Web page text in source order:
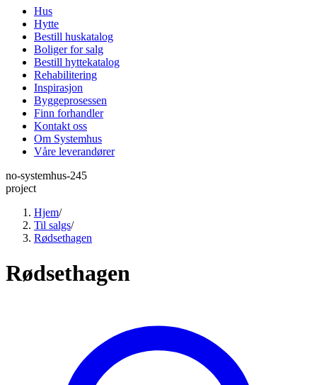
Hus
Hytte
Bestill huskatalog
Boliger for salg
Bestill hyttekatalog
Rehabilitering
Inspirasjon
Byggeprosessen
Finn forhandler
Kontakt oss
Om Systemhus
Våre leverandører
no-systemhus-245
project
Hjem/
Til salgs/
Rødsethagen
Rødsethagen